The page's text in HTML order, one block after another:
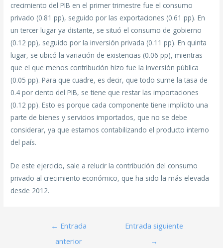
crecimiento del PIB en el primer trimestre fue el consumo
privado (0.81 pp), seguido por las exportaciones (0.61 pp). En
un tercer lugar ya distante, se situó el consumo de gobierno
(0.12 pp), seguido por la inversión privada (0.11 pp). En quinta
lugar, se ubicó la variación de existencias (0.06 pp), mientras
que el que menos contribución hizo fue la inversión pública
(0.05 pp). Para que cuadre, es decir, que todo sume la tasa de
0.4 por ciento del PIB, se tiene que restar las importaciones
(0.12 pp). Esto es porque cada componente tiene implícito una
parte de bienes y servicios importados, que no se debe
considerar, ya que estamos contabilizando el producto interno
del país.
De este ejercicio, sale a relucir la contribución del consumo
privado al crecimiento económico, que ha sido la más elevada
desde 2012.
← Entrada
anterior
Entrada siguiente
→